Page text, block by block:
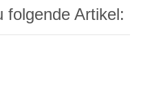
folgende Artikel: